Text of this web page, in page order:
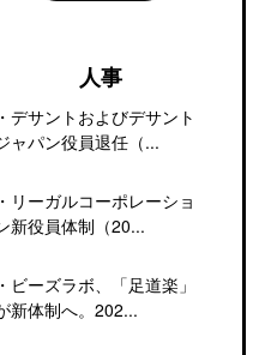
人事
・ デサントおよびデサント
ャパン役員退任（...
・ リーガルコーポレーショ
新役員体制（20...
・ ビーズラボ、「足道楽」
新体制へ。202...